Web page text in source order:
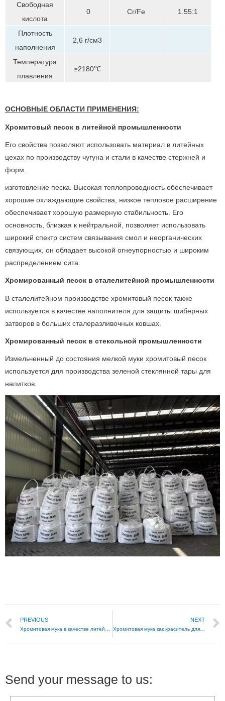
Свободная
кислота
0 Cr/Fe 1.55:1
Плотность
наполнения
2,6 г/см3
Температура
плавления
≥2180℃
ОСНОВНЫЕ ОБЛАСТИ ПРИМЕНЕНИЯ:
Хромитовый песок в литейной промышленности
Его свойства позволяют использовать материал в литейных
цехах по производству чугуна и стали в качестве стержней и
форм.
изготовление песка. Высокая теплопроводность обеспечивает
хорошие охлаждающие свойства, низкое тепловое расширение
обеспечивает хорошую размерную стабильность. Его
основность, близкая к нейтральной, позволяет использовать
широкий спектр систем связывания смол и неорганических
связующих, он обладает высокой огнеупорностью и широким
распределением сита.
Хромированный песок в сталелитейной промышленности
В сталелитейном производстве хромитовый песок также
используется в качестве наполнителя для защиты шиберных
затворов в больших сталеразливочных ковшах.
Хромированный песок в стекольной промышленности
Измельченный до состояния мелкой муки хромитовый песок
используется для производства зеленой стеклянной тары для
напитков.
PREVIOUS NEXT
Хромитовая мука как краситель для стеклянной посуды
Send your message to us: